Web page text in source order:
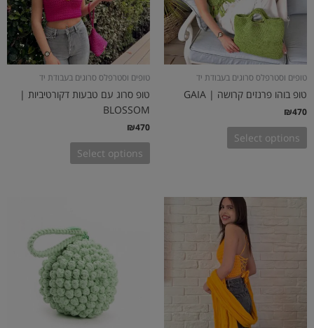
טופים וסטרפלס סרוגים בעבודת יד
טופ בוהו פרנזים קרושה | GAIA
₪470
Select options
טופים וסטרפלס סרוגים בעבודת יד
טופ סרוג עם טבעות דקורטיביות |
BLOSSOM
₪470
Select options